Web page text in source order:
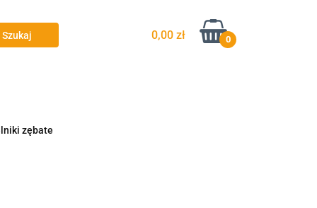
Zarejestruj się
Dodaj zgłoszenie
0,00 zł 0
zębate